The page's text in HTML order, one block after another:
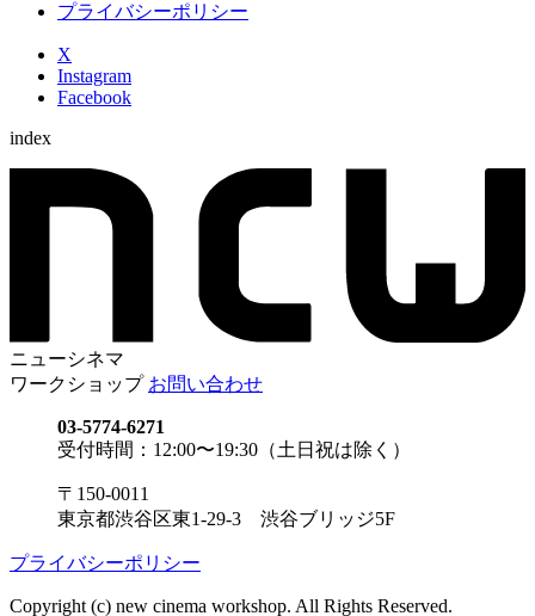
プライバシーポリシー
X
Instagram
Facebook
index
ニューシネマ
ワークショップ お問い合わせ
03-5774-6271
受付時間：12:00〜19:30（土日祝は除く）
〒150-0011
東京都渋谷区東1-29-3 渋谷ブリッジ5F
プライバシーポリシー
Copyright (c) new cinema workshop. All Rights Reserved.